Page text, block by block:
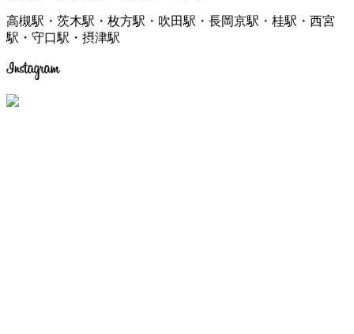
高槻駅・茨木駅・枚方駅・吹田駅・長岡京駅・桂駅・西宮
駅・守口駅・摂津駅